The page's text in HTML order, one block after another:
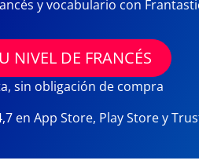
y vocabulario con
NIVEL DE FRANCÉS
sin obligación de compra
en App Store, Play Store y